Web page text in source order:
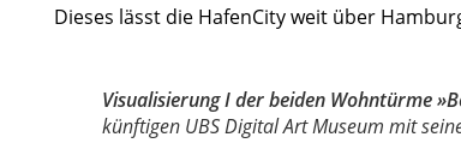
Dieses lässt die HafenCity weit über
Visualisierung I der beiden Wohntürme
künftigen UBS Digital Art Museum mit